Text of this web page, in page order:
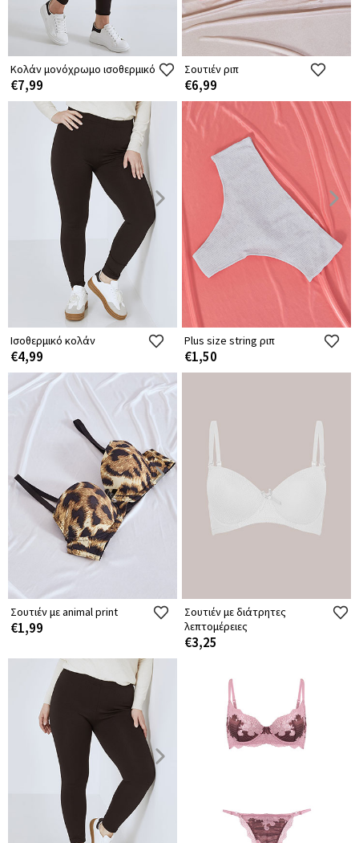
Κολάν μονόχρωμο ισοθερμικό
€7,99
Σουτιέν ριπ
€6,99
Ισοθερμικό κολάν
€4,99
Plus size string ριπ
€1,50
Σουτιέν με animal print
€1,99
Σουτιέν με διάτρητες
λεπτομέρειες
€3,25